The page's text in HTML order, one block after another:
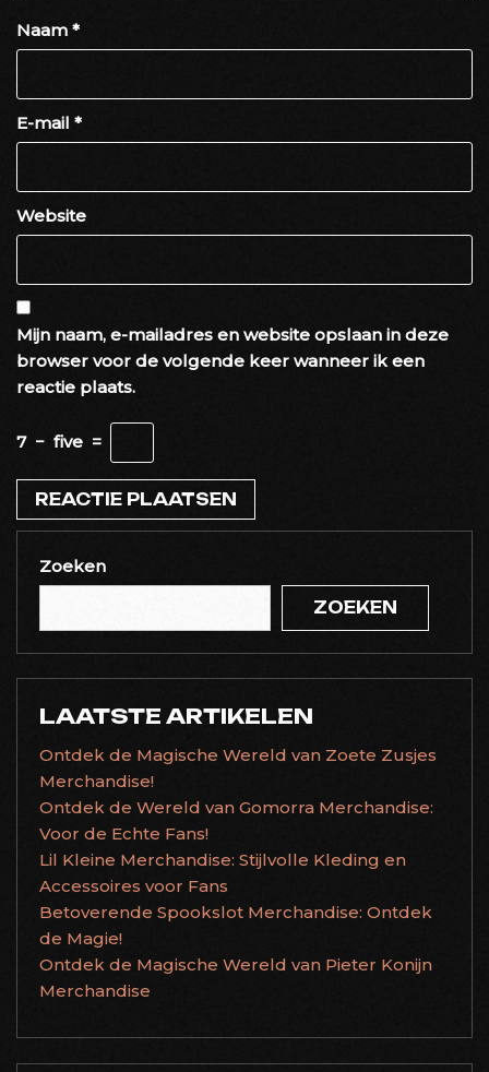
Naam *
E-mail *
Website
Mijn naam, e-mailadres en website opslaan in deze
browser voor de volgende keer wanneer ik een
reactie plaats.
7 − five =
Zoeken
ZOEKEN
LAATSTE ARTIKELEN
Ontdek de Magische Wereld van Zoete Zusjes
Merchandise!
Ontdek de Wereld van Gomorra Merchandise:
Voor de Echte Fans!
Lil Kleine Merchandise: Stijlvolle Kleding en
Accessoires voor Fans
Betoverende Spookslot Merchandise: Ontdek
de Magie!
Ontdek de Magische Wereld van Pieter Konijn
Merchandise